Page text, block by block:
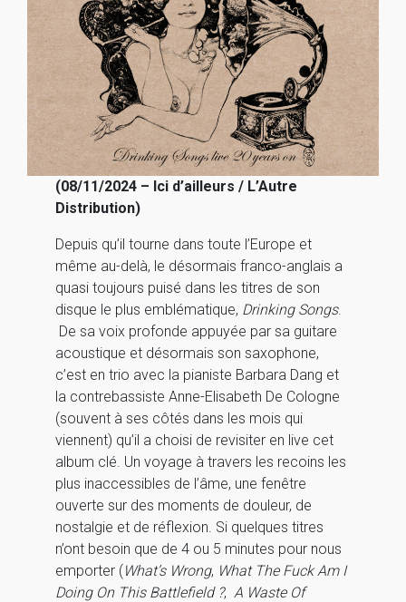
(08/11/2024 – Ici d’ailleurs / L’Autre
Distribution)
Depuis qu’il tourne dans toute l’Europe et
même au-delà, le désormais franco-anglais a
quasi toujours puisé dans les titres de son
disque le plus emblématique, Drinking Songs.
De sa voix profonde appuyée par sa guitare
acoustique et désormais son saxophone,
c’est en trio avec la pianiste Barbara Dang et
la contrebassiste Anne-Elisabeth De Cologne
(souvent à ses côtés dans les mois qui
viennent) qu’il a choisi de revisiter en live cet
album clé. Un voyage à travers les recoins les
plus inaccessibles de l’âme, une fenêtre
ouverte sur des moments de douleur, de
nostalgie et de réflexion. Si quelques titres
n’ont besoin que de 4 ou 5 minutes pour nous
emporter (What’s Wrong, What The Fuck Am I
Doing On This Battlefield ?,A Waste Of